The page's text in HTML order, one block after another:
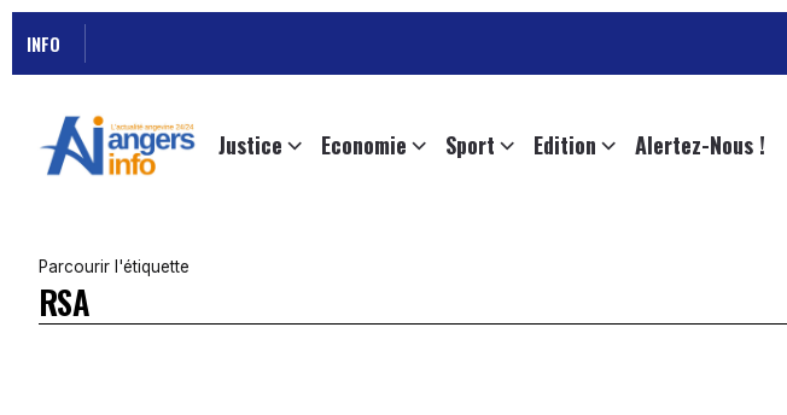
INFO
Justice Economie Sport Edition Alertez-Nous !
Parcourir l'étiquette
RSA